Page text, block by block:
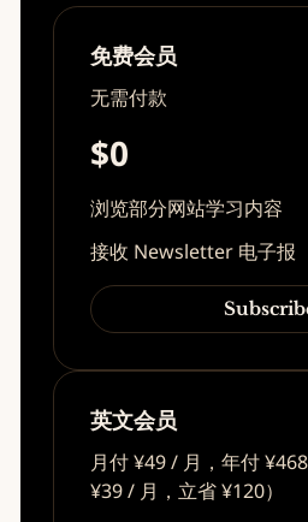
免费会员
无需付款
$0
浏览部分网站学习内容
接收 Newsletter 电子报
英文会员
月付 ¥49 / 月，年付
¥39 / 月，立省 ¥120）